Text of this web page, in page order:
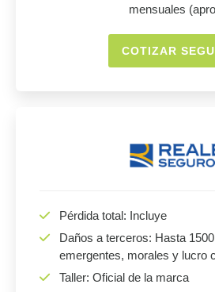
mensuales
COTIZAR
Pérdida total: Incluye
Daños a terceros: Hasta
emergentes, morales y lucro
Taller: Oficial de la marca